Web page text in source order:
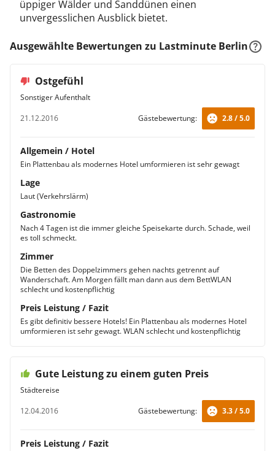
üppiger Wälder und Sanddünen einen
unvergesslichen Ausblick bietet.
Ausgewählte Bewertungen zu Lastminute Berlin
Ostgefühl
Sonstiger Aufenthalt
21.12.2016
Gästebewertung: 2.8 / 5.0
Allgemein / Hotel
Ein Plattenbau als modernes Hotel umformieren ist sehr gewagt
Lage
Laut (Verkehrslärm)
Gastronomie
Nach 4 Tagen ist die immer gleiche Speisekarte durch. Schade, weil
es toll schmeckt.
Zimmer
Die Betten des Doppelzimmers gehen nachts getrennt auf
Wanderschaft. Am Morgen fällt man dann aus dem BettWLAN
schlecht und kostenpflichtig
Preis Leistung / Fazit
Es gibt definitiv bessere Hotels! Ein Plattenbau als modernes Hotel
umformieren ist sehr gewagt. WLAN schlecht und kostenpflichtig
Gute Leistung zu einem guten Preis
Städtereise
12.04.2016
Gästebewertung: 3.3 / 5.0
Preis Leistung / Fazit